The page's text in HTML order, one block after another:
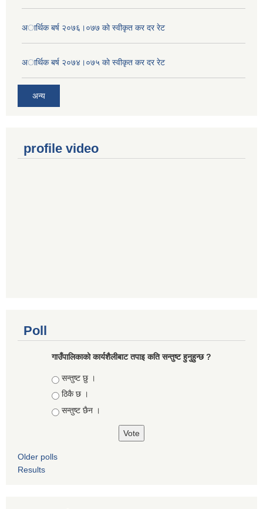
अार्थिक बर्ष २०७६।०७७ काे स्वीकृत कर दर रेट
अार्थिक बर्ष २०७४।०७५ काे स्वीकृत कर दर रेट
अन्य
profile video
Poll
गाउँपालिकाको कार्यशैलीबाट तपाइ कति सन्तुष्ट हुनुहुन्छ ?
Choices
सन्तुष्ट छु ।
ठिकै छ ।
सन्तुष्ट छैन ।
Older polls
Results